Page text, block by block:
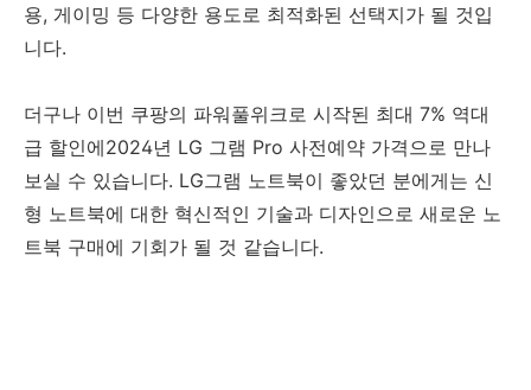
용, 게이밍 등 다양한 용도로 최적화된 선택지가 될 것입
니다.
더구나 이번 쿠팡의 파워풀위크로 시작된 최대 7% 역대
급 할인에2024년 LG 그램 Pro 사전예약 가격으로 만나
보실 수 있습니다. LG그램 노트북이 좋았던 분에게는 신
형 노트북에 대한 혁신적인 기술과 디자인으로 새로운 노
트북 구매에 기회가 될 것 같습니다.